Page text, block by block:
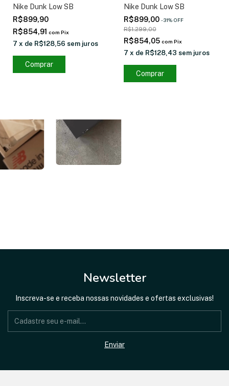
Nike Dunk Low SB
R$899,90
R$854,91 com Pix
7 x de R$128,56 sem juros
Comprar
Nike Dunk Low SB
R$899,00 -31% OFF
R$1.299,00
R$854,05 com Pix
7 x de R$128,43 sem juros
Comprar
Newsletter
Inscreva-se e receba nossas novidades e ofertas exclusivas!